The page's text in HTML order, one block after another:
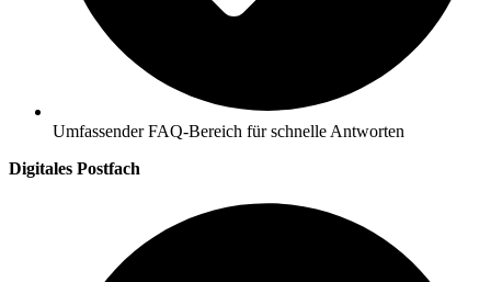
Umfassender FAQ-Bereich für schnelle Antworten
Digitales Postfach